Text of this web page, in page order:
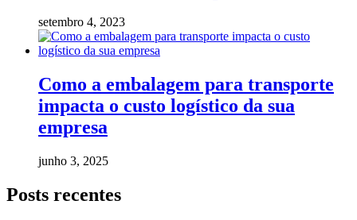
setembro 4, 2023
Como a embalagem para transporte
impacta o custo logístico da sua
empresa
junho 3, 2025
Posts recentes